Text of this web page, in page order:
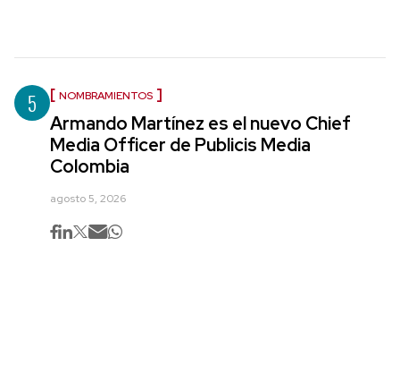
5 NOMBRAMIENTOS
Armando Martínez es el nuevo Chief
Media Officer de Publicis Media
Colombia
agosto 5, 2026